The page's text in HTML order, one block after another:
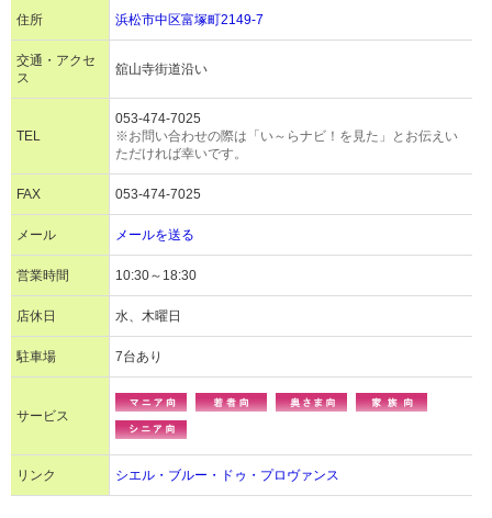
住所 浜松市中区富塚町2149-7
交通・アクセ
ス
舘山寺街道沿い
TEL
053-474-7025
※お問い合わせの際は「い～らナビ！を見た」とお伝えい
ただければ幸いです。
FAX 053-474-7025
メール メールを送る
営業時間 10:30～18:30
店休日 水、木曜日
駐車場 7台あり
サービス
リンク シエル・ブルー・ドゥ・プロヴァンス